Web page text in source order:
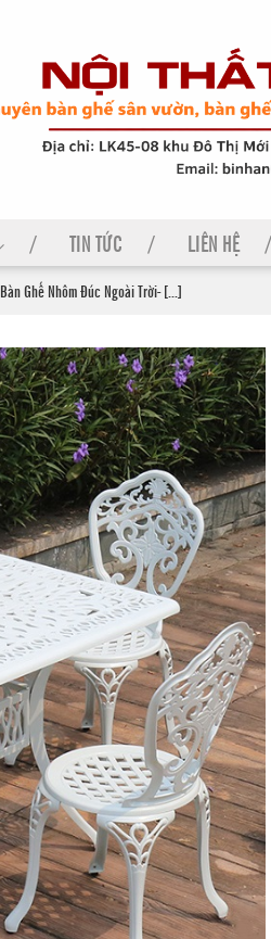
TIN TỨC LIÊN HỆ
Bàn Ghế Nhôm Đúc Ngoài Trời- [...]